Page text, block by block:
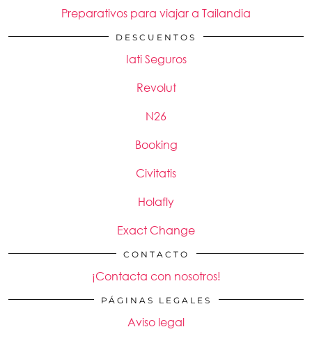
Preparativos para viajar a Tailandia
DESCUENTOS
Iati Seguros
Revolut
N26
Booking
Civitatis
Holafly
Exact Change
CONTACTO
¡Contacta con nosotros!
PÁGINAS LEGALES
Aviso legal